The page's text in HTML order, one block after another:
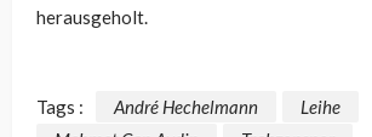
herausgeholt.
Tags : André Hechelmann
Leihe